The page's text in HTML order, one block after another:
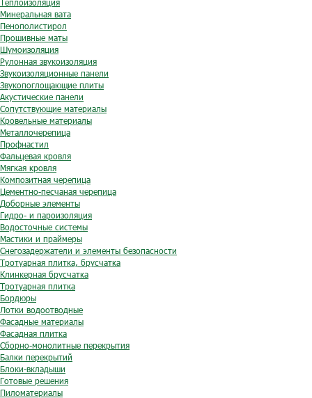
Теплоизоляция
Минеральная вата
Пенополистирол
Прошивные маты
Шумоизоляция
Рулонная звукоизоляция
Звукоизоляционные панели
Звукопоглощающие плиты
Акустические панели
Сопутствующие материалы
Кровельные материалы
Металлочерепица
Профнастил
Фальцевая кровля
Мягкая кровля
Композитная черепица
Цементно-песчаная черепица
Доборные элементы
Гидро- и пароизоляция
Водосточные системы
Мастики и праймеры
Снегозадержатели и элементы безопасности
Тротуарная плитка, брусчатка
Клинкерная брусчатка
Тротуарная плитка
Бордюры
Лотки водоотводные
Фасадные материалы
Фасадная плитка
Сборно-монолитные перекрытия
Балки перекрытий
Блоки-вкладыши
Готовые решения
Пиломатериалы